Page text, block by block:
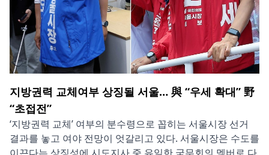
지방권력 교체여부 상징될 서울… 與 “우세 확대” 野
“초접전”
‘지방권력 교체’ 여부의 분수령으로 꼽히는 서울시장 선거
결과를 놓고 여야 전망이 엇갈리고 있다. 서울시장은 수도를